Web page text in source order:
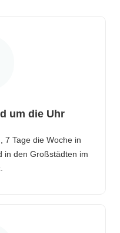
um die Uhr
7 Tage die Woche in
in den Großstädten im